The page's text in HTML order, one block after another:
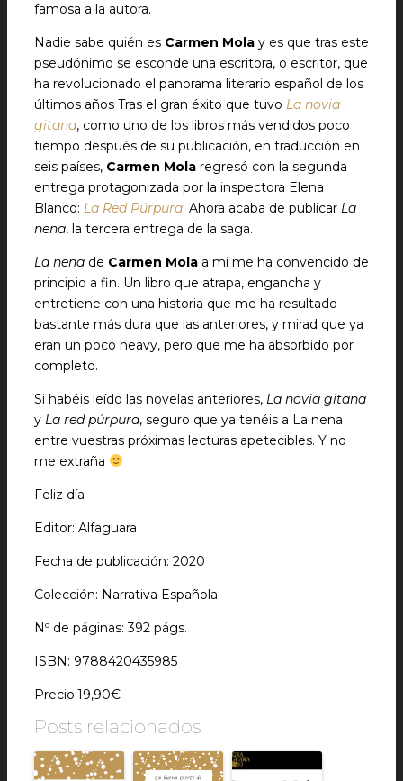
famosa a la autora.
Nadie sabe quién es Carmen Mola y es que tras este
pseudónimo se esconde una escritora, o escritor, que
ha revolucionado el panorama literario español de los
últimos años Tras el gran éxito que tuvo La novia
gitana, como uno de los libros más vendidos poco
tiempo después de su publicación, en traducción en
seis países, Carmen Mola regresó con la segunda
entrega protagonizada por la inspectora Elena
Blanco: La Red Púrpura. Ahora acaba de publicar La
nena, la tercera entrega de la saga.
La nena de Carmen Mola a mi me ha convencido de
principio a fin. Un libro que atrapa, engancha y
entretiene con una historia que me ha resultado
bastante más dura que las anteriores, y mirad que ya
eran un poco heavy, pero que me ha absorbido por
completo.
Si habéis leído las novelas anteriores, La novia gitana
y La red púrpura, seguro que ya tenéis a La nena
entre vuestras próximas lecturas apetecibles. Y no
me extraña
Feliz día
Editor: Alfaguara
Fecha de publicación: 2020
Colección: Narrativa Española
Nº de páginas: 392 págs.
ISBN: 9788420435985
Precio:19,90€
Posts relacionados